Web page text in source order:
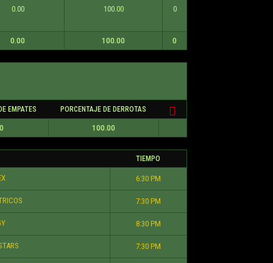
0.00 100.00 0
0.00 100.00 0
EMPATES PORCENTAJE DE DERROTAS
100.00
TIEMPO
6:30 PM
7:30 PM
8:30 PM
7:30 PM